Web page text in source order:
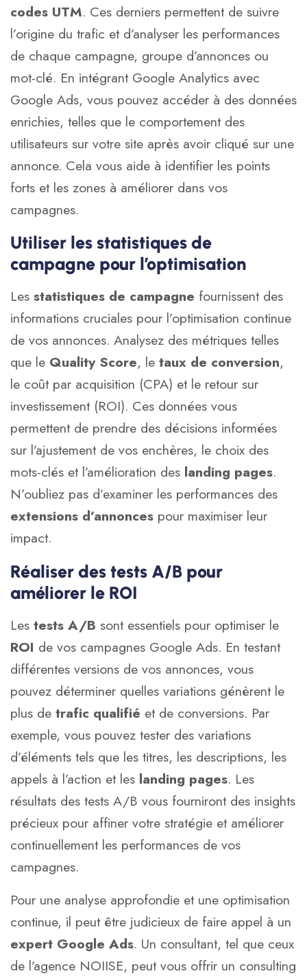
codes UTM. Ces derniers permettent de suivre
l’origine du trafic et d’analyser les performances
de chaque campagne, groupe d’annonces ou
mot-clé. En intégrant Google Analytics avec
Google Ads, vous pouvez accéder à des données
enrichies, telles que le comportement des
utilisateurs sur votre site après avoir cliqué sur une
annonce. Cela vous aide à identifier les points
forts et les zones à améliorer dans vos
campagnes.
Utiliser les statistiques de
campagne pour l’optimisation
Les statistiques de campagne fournissent des
informations cruciales pour l’optimisation continue
de vos annonces. Analysez des métriques telles
que le Quality Score, le taux de conversion,
le coût par acquisition (CPA) et le retour sur
investissement (ROI). Ces données vous
permettent de prendre des décisions informées
sur l’ajustement de vos enchères, le choix des
mots-clés et l’amélioration des landing pages.
N’oubliez pas d’examiner les performances des
extensions d’annonces pour maximiser leur
impact.
Réaliser des tests A/B pour
améliorer le ROI
Les tests A/B sont essentiels pour optimiser le
ROI de vos campagnes Google Ads. En testant
différentes versions de vos annonces, vous
pouvez déterminer quelles variations génèrent le
plus de trafic qualifié et de conversions. Par
exemple, vous pouvez tester des variations
d’éléments tels que les titres, les descriptions, les
appels à l’action et les landing pages. Les
résultats des tests A/B vous fourniront des insights
précieux pour affiner votre stratégie et améliorer
continuellement les performances de vos
campagnes.
Pour une analyse approfondie et une optimisation
continue, il peut être judicieux de faire appel à un
expert Google Ads. Un consultant, tel que ceux
de l’agence NOIISE, peut vous offrir un consulting